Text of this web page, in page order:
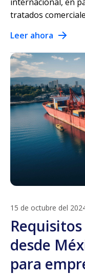
tratados
Leer ahora
15 de octubre del
desde
para